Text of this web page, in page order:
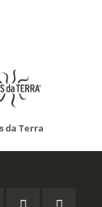
da Terra